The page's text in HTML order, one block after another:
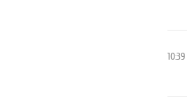
10:39